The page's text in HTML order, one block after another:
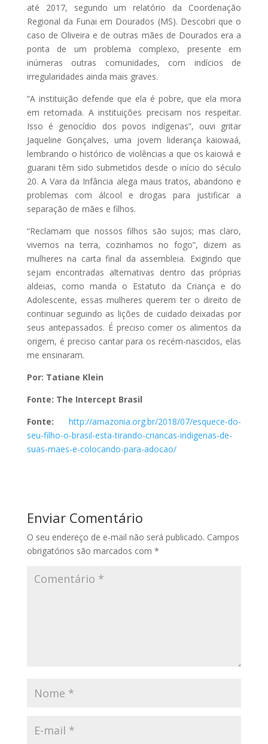
até 2017, segundo um relatório da Coordenação
Regional da Funai em Dourados (MS). Descobri que o
caso de Oliveira e de outras mães de Dourados era a
ponta de um problema complexo, presente em
inúmeras outras comunidades, com indícios de
irregularidades ainda mais graves.
“A instituição defende que ela é pobre, que ela mora
em retomada. A instituições precisam nos respeitar.
Isso é genocídio dos povos indígenas”, ouvi gritar
Jaqueline Gonçalves, uma jovem liderança kaiowaá,
lembrando o histórico de violências a que os kaiowá e
guarani têm sido submetidos desde o início do século
20. A Vara da Infância alega maus tratos, abandono e
problemas com álcool e drogas para justificar a
separação de mães e filhos.
“Reclamam que nossos filhos são sujos; mas claro,
vivemos na terra, cozinhamos no fogo”, dizem as
mulheres na carta final da assembleia. Exigindo que
sejam encontradas alternativas dentro das próprias
aldeias, como manda o Estatuto da Criança e do
Adolescente, essas mulheres querem ter o direito de
continuar seguindo as lições de cuidado deixadas por
seus antepassados. É preciso comer os alimentos da
origem, é preciso cantar para os recém-nascidos, elas
me ensinaram.
Por: Tatiane Klein
Fonte: The Intercept Brasil
Fonte:http://amazonia.org.br/2018/07/esquece-do-
seu-filho-o-brasil-esta-tirando-criancas-indigenas-de-
suas-maes-e-colocando-para-adocao/
Enviar Comentário
O seu endereço de e-mail não será publicado. Campos
obrigatórios são marcados com *